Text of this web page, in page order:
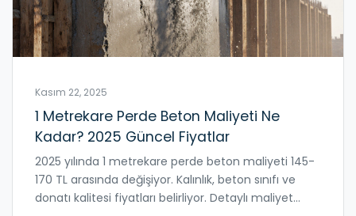
Kasım 22, 2025
1 Metrekare Perde Beton Maliyeti Ne
Kadar? 2025 Güncel Fiyatlar
2025 yılında 1 metrekare perde beton maliyeti 145-
170 TL arasında değişiyor. Kalınlık, beton sınıfı ve
donatı kalitesi fiyatları belirliyor. Detaylı maliyet